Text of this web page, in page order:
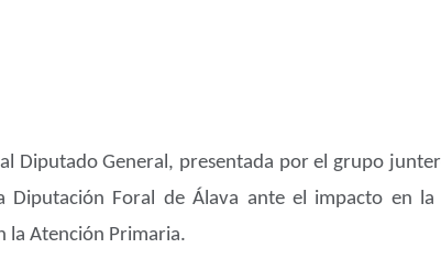
Diputado General, presentada por el grupo
Foral de Álava ante el impacto en
la Atención Primaria.